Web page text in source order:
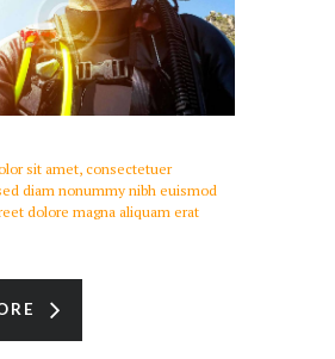
sit amet, consectetuer
diam nonummy nibh euismod
dolore magna aliquam erat